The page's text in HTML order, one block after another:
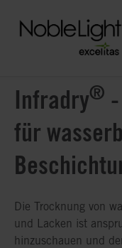
Infradry®
für
Die Trocknung von
und Lacken ist
hinzuschauen und